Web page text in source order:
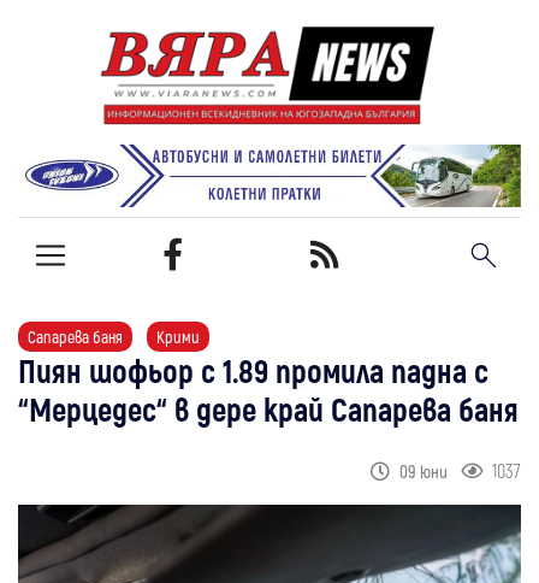
Сапарева баня Крими
Пиян шофьор с 1.89 промила падна с
“Мерцедес“ в дере край Сапарева баня
09 юни 1037